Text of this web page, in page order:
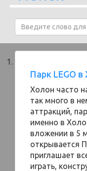
Парк LEGO
Холон часто
так много в
аттракций,
именно в
вложении в 5
открывается
приглашает
играть,